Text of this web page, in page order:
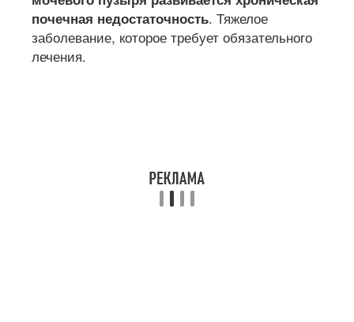
почечная недостаточность. Тяжелое
заболевание, которое требует обязательного
лечения.